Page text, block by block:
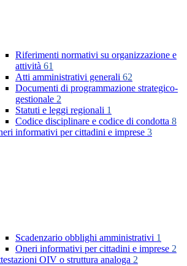
Riferimenti normativi su organizzazione e
attività 61
Atti amministrativi generali 62
Documenti di programmazione strategico-
gestionale 2
Statuti e leggi regionali 1
Codice disciplinare e codice di condotta 8
informativi per cittadini e imprese 3
Scadenzario obblighi amministrativi 1
Oneri informativi per cittadini e imprese 2
OIV o struttura analoga 2